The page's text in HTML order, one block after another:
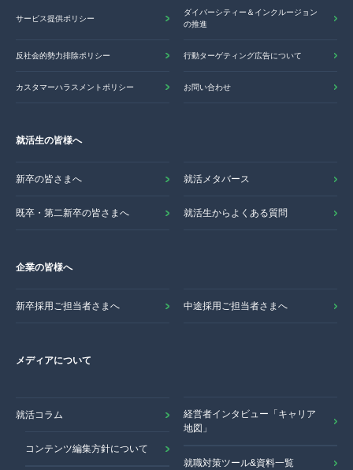
サービス提供ポリシー
ダイバーシティー＆インクルージョン
の推進
反社会的勢力排除ポリシー 行動ターゲティング広告について
カスタマーハラスメントポリシー お問い合わせ
就活生の皆様へ
新卒の皆さまへ 就活メタバース
既卒・第二新卒の皆さまへ 就活生からよくある質問
企業の皆様へ
新卒採用ご担当者さまへ 中途採用ご担当者さまへ
メディアについて
就活コラム
コンテンツ編集方針について
経営者インタビュー「キャリア
地図」
就職対策ツール&資料一覧